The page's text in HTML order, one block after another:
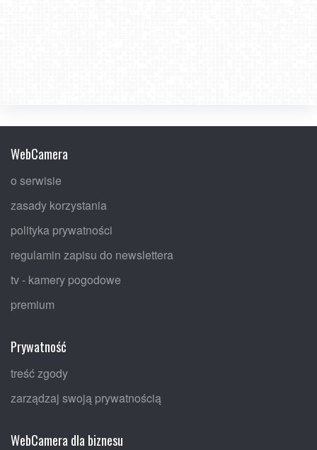
WebCamera
o serwisie
zasady korzystania
polityka prywatności
regulamin zapisu do newslettera
tv - kamery pogodowe
premium
Prywatność
treść zgody
zarządzaj swoją prywatnością
WebCamera dla biznesu